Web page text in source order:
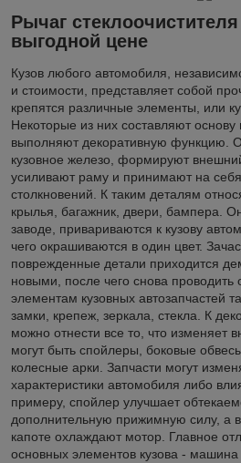
Рычаг
выгодной цене
Кузов любого автомобиля,
и стоимости, представляет собой
крепятся различные элементы, или
Некоторые из них составляют
выполняют декоративную функцию.
кузовное железо, формируют
усиливают раму и принимают на
столкновений. К таким деталям
крылья, багажник, двери, бампера.
заводе, привариваются к кузову
чего окрашиваются в один цвет.
поврежденные детали приходится
новыми, после чего снова проводить
элементам кузовных автозапчастей
замки, крепеж, зеркала, стекла. К
можно отнести все то, что
могут быть спойлеры, боковые
колесные арки. Запчасти могут
характеристики автомобиля либо
примеру, спойлер улучшает
дополнительную прижимную силу, а
капоте охлаждают мотор. Главное
основных элементов кузова -